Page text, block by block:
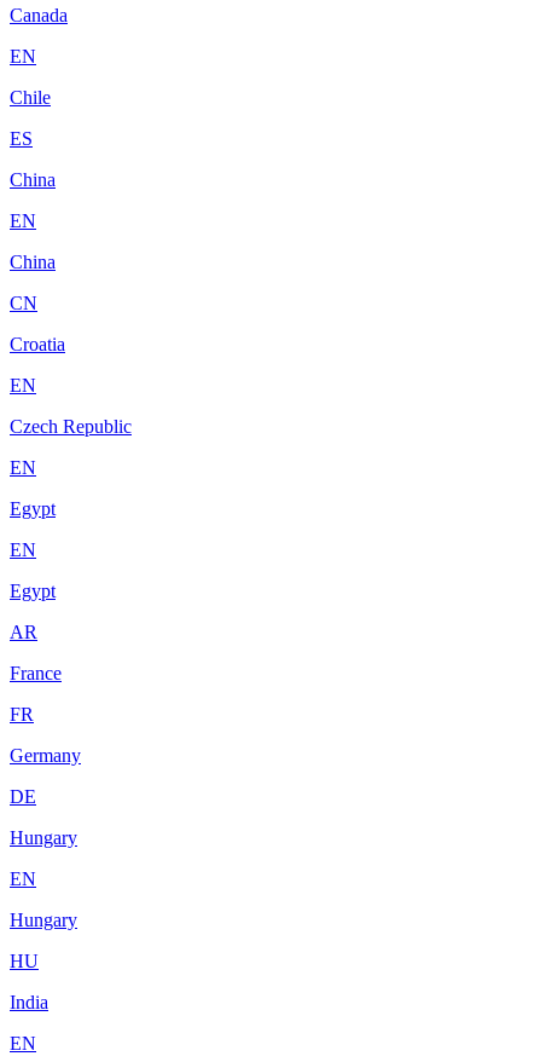
Canada
EN
Chile
ES
China
EN
China
CN
Croatia
EN
Czech Republic
EN
Egypt
EN
Egypt
AR
France
FR
Germany
DE
Hungary
EN
Hungary
HU
India
EN